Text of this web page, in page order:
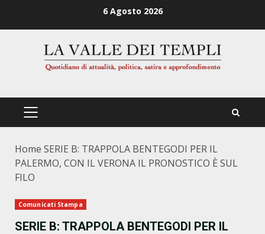
6 Agosto 2026
PRIMÄRES
Home SERIE B: TRAPPOLA BENTEGODI PER IL
PALERMO, CON IL VERONA IL PRONOSTICO È SUL
FILO
Comunicati Stampa
SERIE B: TRAPPOLA BENTEGODI PER IL